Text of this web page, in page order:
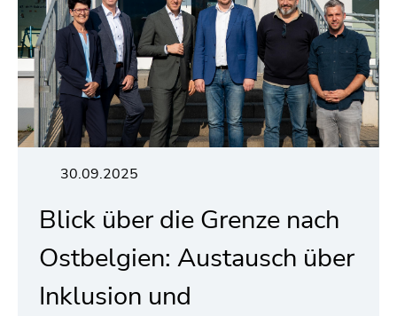
30.09.2025
Blick über die Grenze nach
Ostbelgien: Austausch über
Inklusion und